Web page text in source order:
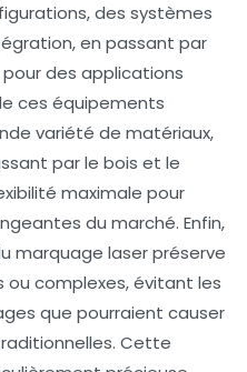
des systèmes
en passant par
des applications
ces équipements
variété de matériaux,
par le bois et le
maximale pour
du marché. Enfin,
marquage laser préserve
ou complexes, évitant les
que pourraient causer
Cette